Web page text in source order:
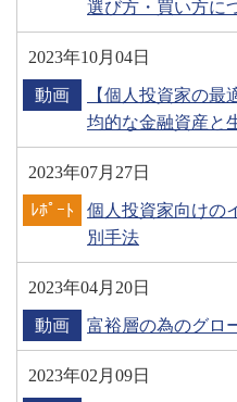
選び方・買い方に
動画
【個人投資家の
均的な金融資産と
2023年10月04日
ﾚﾎﾟｰﾄ
個人投資家向けの
別手法
2023年07月27日
動画 富裕層の為のグロ
2023年04月20日
2023年02月09日